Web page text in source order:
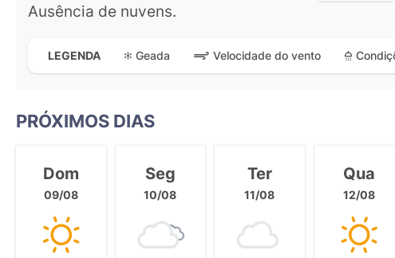
Ausência de nuvens.
LEGENDA Geada Velocidade do vento
PRÓXIMOS DIAS
Dom
09/08
Seg
10/08
Ter
11/08
Qua
12/08